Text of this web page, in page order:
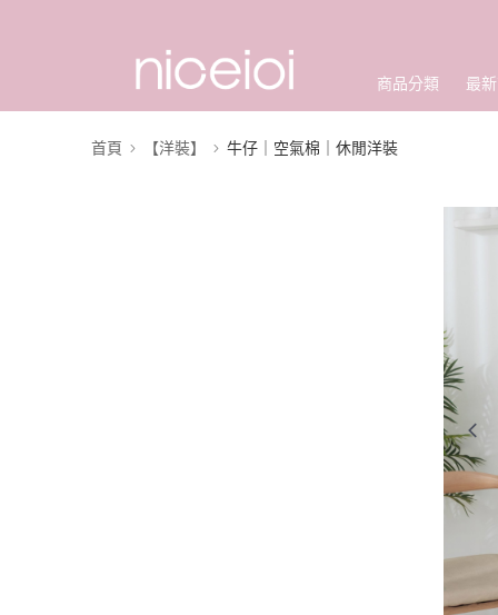
商品分類 最
首頁 【洋裝】 牛仔｜空氣棉｜休閒洋裝